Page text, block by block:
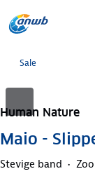
Sale
Human Nature
Maio -
Stevige band